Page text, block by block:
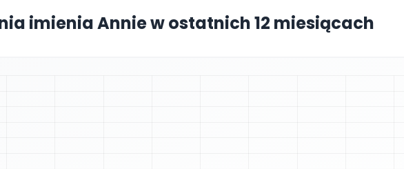
imienia Annie w ostatnich 12 miesiącach